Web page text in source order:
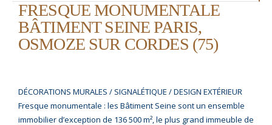
FRESQUE MONUMENTALE
BÂTIMENT SEINE PARIS,
OSMOZE SUR CORDES (75)
DÉCORATIONS MURALES / SIGNALÉTIQUE / DESIGN EXTÉRIEUR
Fresque monumentale : les Bâtiment Seine sont un ensemble
immobilier d’exception de 136 500 m², le plus grand immeuble de